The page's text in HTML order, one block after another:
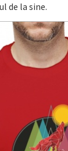
de la sine.